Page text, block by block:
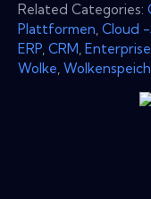
Related Categories:
Plattformen Cloud
ERP CRM
Wolke